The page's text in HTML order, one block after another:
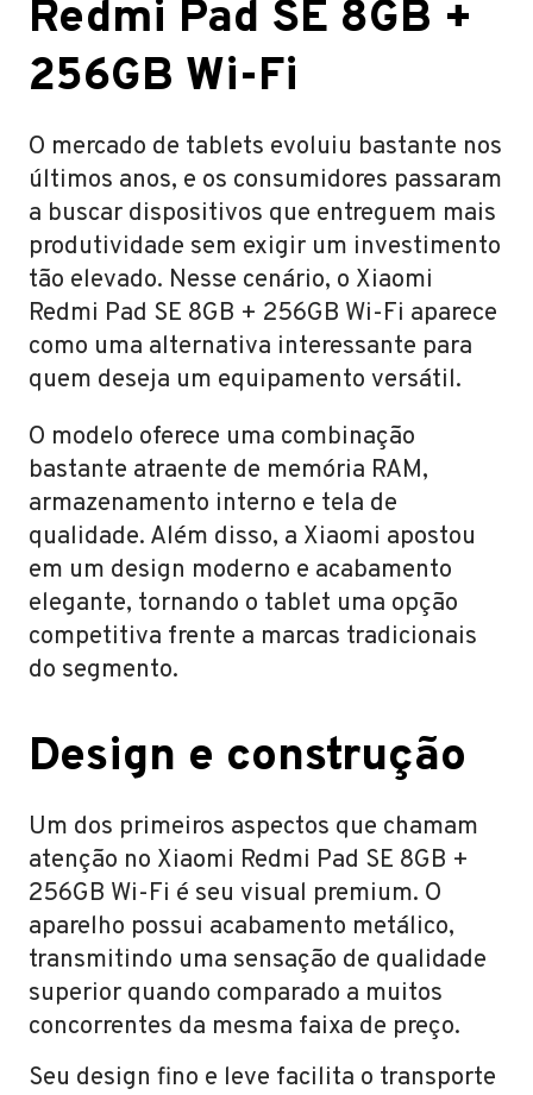
Redmi Pad SE 8GB +
256GB Wi-Fi
O mercado de tablets evoluiu bastante nos
últimos anos, e os consumidores passaram
a buscar dispositivos que entreguem mais
produtividade sem exigir um investimento
tão elevado. Nesse cenário, o Xiaomi
Redmi Pad SE 8GB + 256GB Wi-Fi aparece
como uma alternativa interessante para
quem deseja um equipamento versátil.
O modelo oferece uma combinação
bastante atraente de memória RAM,
armazenamento interno e tela de
qualidade. Além disso, a Xiaomi apostou
em um design moderno e acabamento
elegante, tornando o tablet uma opção
competitiva frente a marcas tradicionais
do segmento.
Design e construção
Um dos primeiros aspectos que chamam
atenção no Xiaomi Redmi Pad SE 8GB +
256GB Wi-Fi é seu visual premium. O
aparelho possui acabamento metálico,
transmitindo uma sensação de qualidade
superior quando comparado a muitos
concorrentes da mesma faixa de preço.
Seu design fino e leve facilita o transporte